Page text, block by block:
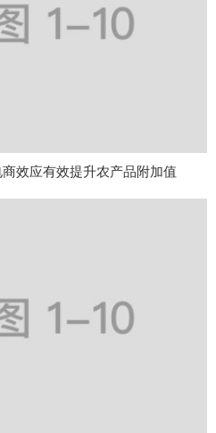
效应有效提升农产品附加值